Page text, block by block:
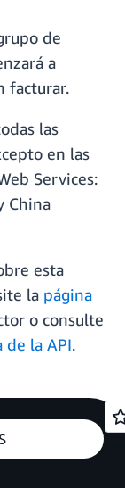
de
a
facturar.
las
en las
Services:
China
esta
la página
o consulte
de la API.